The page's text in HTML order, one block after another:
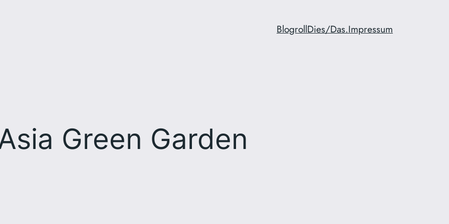
BlogrollDies/Das.Impressum
Green Garden